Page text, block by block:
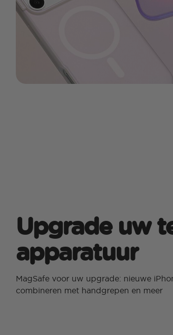
Upgrade uw
apparatuur
MagSafe voor uw upgrade: nieuwe
combineren met handgrepen en meer